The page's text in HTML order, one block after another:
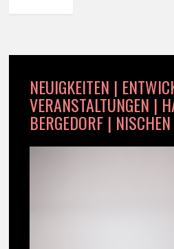
NEUIGKEITEN |
VERANSTALTUNGEN |
BERGEDORF |